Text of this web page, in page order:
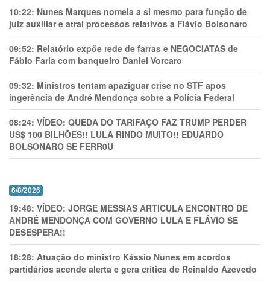
10:22: Nunes Marques nomeia a si mesmo para função de
juiz auxiliar e atrai processos relativos a Flávio Bolsonaro
09:52: Relatório expõe rede de farras e NEGOCIATAS de
Fábio Faria com banqueiro Daniel Vorcaro
09:32: Ministros tentam apaziguar crise no STF apos
ingerência de André Mendonça sobre a Polícia Federal
08:24: VÍDEO: QUEDA DO TARIFAÇO FAZ TRUMP PERDER
US$ 100 BILHÕES!! LULA RINDO MUITO!! EDUARDO
BOLSONARO SE FERR0U
6/8/2026
19:48: VÍDEO: JORGE MESSIAS ARTICULA ENCONTRO DE
ANDRÉ MENDONÇA COM GOVERNO LULA E FLÁVIO SE
DESESPERA!!
18:28: Atuação do ministro Kássio Nunes em acordos
partidários acende alerta e gera crítica de Reinaldo Azevedo